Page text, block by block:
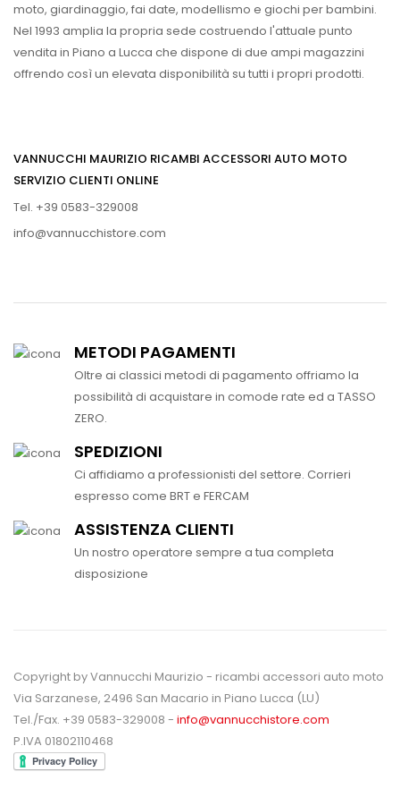
moto, giardinaggio, fai date, modellismo e giochi per bambini.
Nel 1993 amplia la propria sede costruendo l'attuale punto
vendita in Piano a Lucca che dispone di due ampi magazzini
offrendo così un elevata disponibilità su tutti i propri prodotti.
VANNUCCHI MAURIZIO RICAMBI ACCESSORI AUTO MOTO
SERVIZIO CLIENTI ONLINE
Tel. +39 0583-329008
info@vannucchistore.com
METODI PAGAMENTI
Oltre ai classici metodi di pagamento offriamo la
possibilità di acquistare in comode rate ed a TASSO
ZERO.
SPEDIZIONI
Ci affidiamo a professionisti del settore. Corrieri
espresso come BRT e FERCAM
ASSISTENZA CLIENTI
Un nostro operatore sempre a tua completa
disposizione
Copyright by Vannucchi Maurizio - ricambi accessori auto moto
Via Sarzanese, 2496 San Macario in Piano Lucca (LU)
Tel./Fax. +39 0583-329008 - info@vannucchistore.com
P.IVA 01802110468